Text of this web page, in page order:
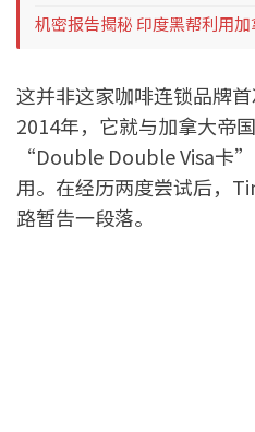
机密报告揭秘 印度黑帮利用
这并非这家咖啡连锁品牌
2014年，它就与加拿大帝
“Double Double Visa卡
用。在经历两度尝试后，
路暂告一段落。